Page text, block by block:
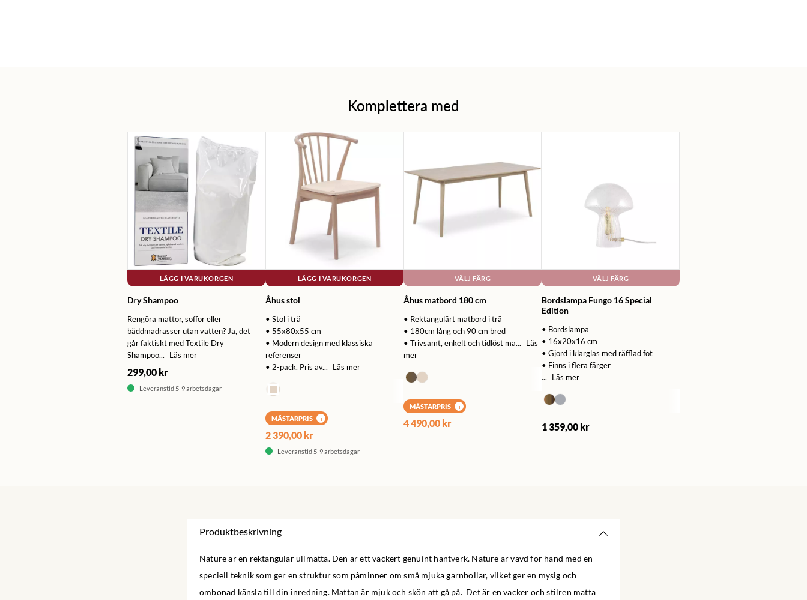
Komplettera med
LÄGG I VARUKORGEN
Dry Shampoo
Rengöra mattor, soffor eller
bäddmadrasser utan vatten? Ja, det
går faktiskt med Textile Dry
Shampoo...
Läs mer
299,00 kr
Leveranstid 5-9 arbetsdagar
LÄGG I VARUKORGEN
Åhus stol
• Stol i trä
• 55x80x55 cm
• Modern design med klassiska
referenser
• 2-pack. Pris av...
Läs mer
MÄSTARPRIS i
2 390,00 kr
Leveranstid 5-9 arbetsdagar
VÄLJ FÄRG
Åhus matbord 180 cm
• Rektangulärt matbord i trä
• 180cm lång och 90 cm bred
• Trivsamt, enkelt och tidlöst ma...
Läs
mer
MÄSTARPRIS i
4 490,00 kr
VÄLJ FÄRG
Bordslampa Fungo 16 Special
Edition
• Bordslampa
• 16x20x16 cm
• Gjord i klarglas med räfflad fot
• Finns i flera färger
...
Läs mer
1 359,00 kr
Produktbeskrivning
Nature är en rektangulär ullmatta. Den är ett vackert genuint hantverk. Nature är vävd för hand med en
speciell teknik som ger en struktur som påminner om små mjuka garnbollar, vilket ger en mysig och
ombonad känsla till din inredning. Mattan är mjuk och skön att gå på. Det är en vacker och stilren matta